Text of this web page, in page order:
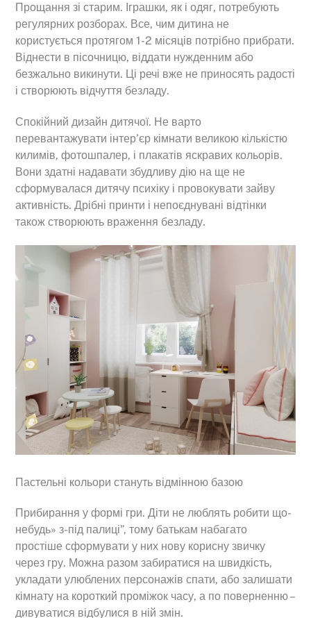
Прощання зі старим. Іграшки, як і одяг, потребують
регулярних розборах. Все, чим дитина не
користується протягом 1-2 місяців потрібно прибрати.
Віднести в пісочницю, віддати нужденним або
безжально викинути. Ці речі вже не приносять радості
і створюють відчуття безладу.
Спокійний дизайн дитячої. Не варто
перевантажувати інтер’єр кімнати великою кількістю
килимів, фотошпалер, і плакатів яскравих кольорів.
Вони здатні надавати збудливу дію на ще не
сформувалася дитячу психіку і провокувати зайву
активність. Дрібні принти і непоєднувані відтінки
також створюють враження безладу.
Пастельні кольори стануть відмінною базою
Прибирання у формі гри. Діти не люблять робити що-
небудь» з-під палиці”, тому батькам набагато
простіше сформувати у них нову корисну звичку
через гру. Можна разом забиратися на швидкість,
укладати улюблених персонажів спати, або залишати
кімнату на короткий проміжок часу, а по поверненню –
дивуватися відбулися в ній змін.